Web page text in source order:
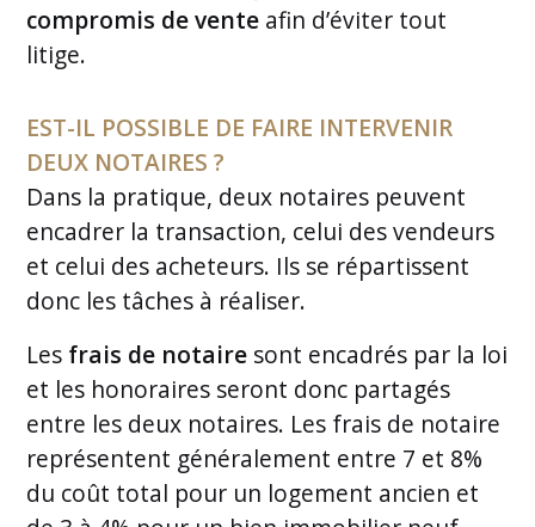
compromis de vente afin d’éviter tout
litige.
EST-IL POSSIBLE DE FAIRE INTERVENIR
DEUX NOTAIRES ?
Dans la pratique, deux notaires peuvent
encadrer la transaction, celui des vendeurs
et celui des acheteurs. Ils se répartissent
donc les tâches à réaliser.
Les frais de notaire sont encadrés par la loi
et les honoraires seront donc partagés
entre les deux notaires. Les frais de notaire
représentent généralement entre 7 et 8%
du coût total pour un logement ancien et